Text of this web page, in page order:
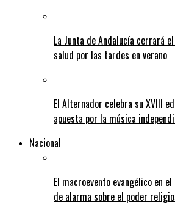
La Junta de Andalucía cerrará
salud por las tardes en verano
El Alternador celebra su XVIII
apuesta por la música
Nacional
El macroevento evangélico en
de alarma sobre el poder